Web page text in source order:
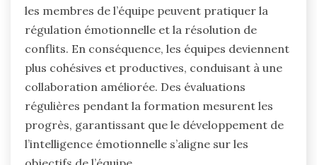
les membres de l’équipe peuvent pratiquer la
régulation émotionnelle et la résolution de
conflits. En conséquence, les équipes deviennent
plus cohésives et productives, conduisant à une
collaboration améliorée. Des évaluations
régulières pendant la formation mesurent les
progrès, garantissant que le développement de
l’intelligence émotionnelle s’aligne sur les